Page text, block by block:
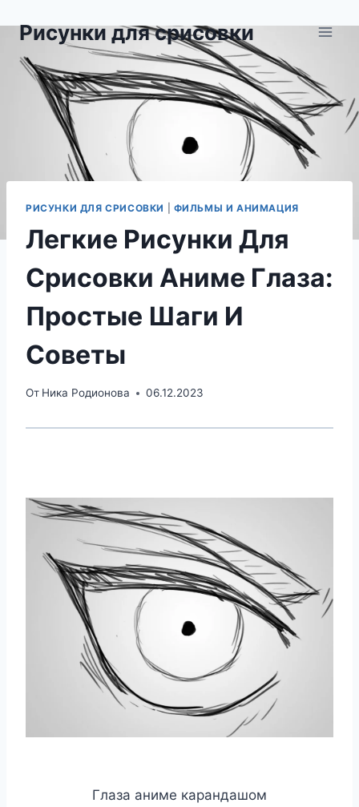
содержимому
Рисунки для срисовки
РИСУНКИ ДЛЯ СРИСОВКИ ФИЛЬМЫ И АНИМАЦИЯ
Легкие Рисунки Для
Срисовки Аниме Глаза:
Простые Шаги И
Советы
От Ника Родионова 06.12.2023
Глаза аниме карандашом